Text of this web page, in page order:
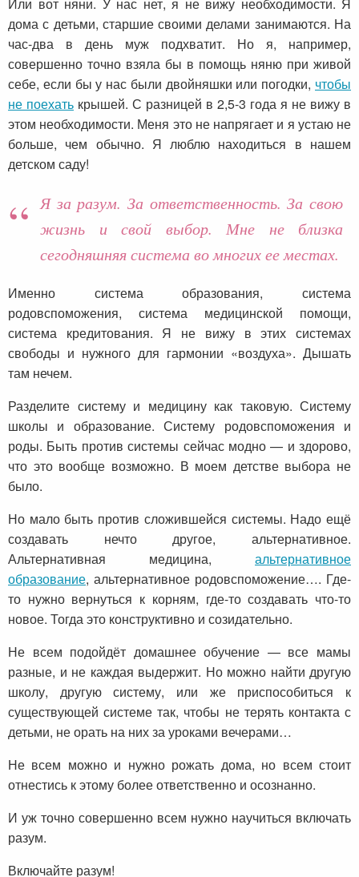
Или вот няни. У нас нет, я не вижу необходимости. Я
дома с детьми, старшие своими делами занимаются. На
час-два в день муж подхватит. Но я, например,
совершенно точно взяла бы в помощь няню при живой
себе, если бы у нас были двойняшки или погодки, чтобы
не поехать крышей. С разницей в 2,5-3 года я не вижу в
этом необходимости. Меня это не напрягает и я устаю не
больше, чем обычно. Я люблю находиться в нашем
детском саду!
Я за разум. За ответственность. За свою
жизнь и свой выбор. Мне не близка
сегодняшняя система во многих ее местах.
Именно система образования, система
родовспоможения, система медицинской помощи,
система кредитования. Я не вижу в этих системах
свободы и нужного для гармонии «воздуха». Дышать
там нечем.
Разделите систему и медицину как таковую. Систему
школы и образование. Систему родовспоможения и
роды. Быть против системы сейчас модно — и здорово,
что это вообще возможно. В моем детстве выбора не
было.
Но мало быть против сложившейся системы. Надо ещё
создавать нечто другое, альтернативное.
Альтернативная медицина, альтернативное
образование, альтернативное родовспоможение…. Где-
то нужно вернуться к корням, где-то создавать что-то
новое. Тогда это конструктивно и созидательно.
Не всем подойдёт домашнее обучение — все мамы
разные, и не каждая выдержит. Но можно найти другую
школу, другую систему, или же приспособиться к
существующей системе так, чтобы не терять контакта с
детьми, не орать на них за уроками вечерами…
Не всем можно и нужно рожать дома, но всем стоит
отнестись к этому более ответственно и осознанно.
И уж точно совершенно всем нужно научиться включать
разум.
Включайте разум!